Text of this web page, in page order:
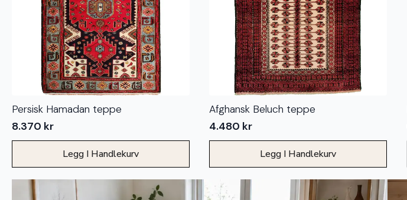
Persisk Hamadan teppe
8.370 kr
Legg I Handlekurv
Afghansk Beluch teppe
4.480 kr
Legg I Handlekurv